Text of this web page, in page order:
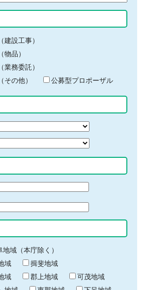
建設工事）
物品）
業務委託）
その他）
公募型プロポーザル
地域（本庁除く）
域
揖斐地域
域
郡上地域
可茂地域